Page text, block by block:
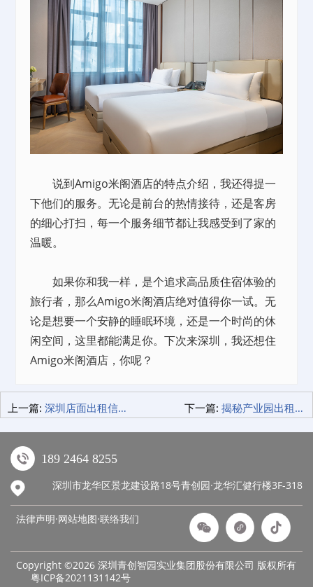
说到Amigo米阁酒店的特点介绍，我还得提一
下他们的服务。无论是前台的热情接待，还是客房
的细心打扫，每一个服务细节都让我感受到了家的
温暖。
如果你和我一样，是个追求高品质住宿体验的
旅行者，那么Amigo米阁酒店绝对值得你一试。无
论是想要一个安静的睡眠环境，还是一个时尚的休
闲空间，这里都能满足你。下次来深圳，我还想住
Amigo米阁酒店，你呢？
上一篇: 深圳店面出租信息，如何找到黄金地段的？ 下一篇: 揭秘产业园出租租赁的五大优势，创业者必看！
189 2464 8255
深圳市龙华区景龙建设路18号青创园·龙华汇健行楼3F-318
法律声明·网站地图·联络我们
Copyright ©2026 深圳青创智园实业集团股份有限公司 版权所有
粤ICP备2021131142号